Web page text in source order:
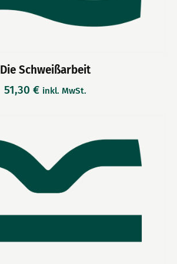
Die Schweißarbeit
51,30 € inkl. MwSt.